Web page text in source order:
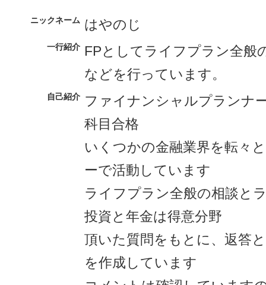
ニックネーム はやのじ
一行紹介 FPとしてライフプラン全般
などを行っています。
自己紹介 ファイナンシャルプラン
科目合格
いくつかの金融業界を転々
ーで活動しています
ライフプラン全般の相談と
投資と年金は得意分野
頂いた質問をもとに、返答
を作成しています